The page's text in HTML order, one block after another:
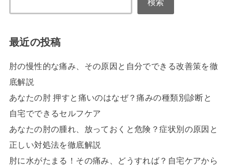
検索
最近の投稿
肘の慢性的な痛み、その原因と自分でできる改善策を徹
底解説
あなたの肘 押すと痛いのはなぜ？痛みの種類別診断と
自宅でできるセルフケア
あなたの肘の腫れ、放っておくと危険？症状別の原因と
正しい対処法を徹底解説
肘に水がたまる！その痛み、どうすれば？自宅ケアから